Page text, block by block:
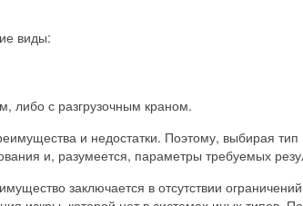
виды:
либо с разгрузочным краном.
и недостатки. Поэтому, выбирая тип
и, разумеется, параметры требуемых
заключается в отсутствии